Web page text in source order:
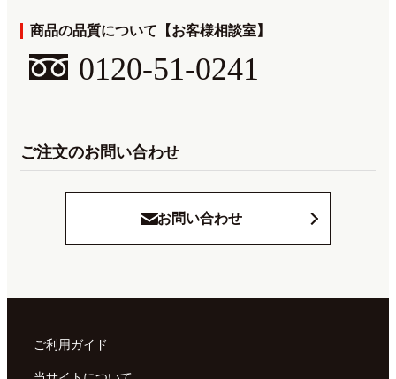
商品の品質について【お客様相談室】
0120-51-0241
ご注文のお問い合わせ
お問い合わせ
ご利用ガイド